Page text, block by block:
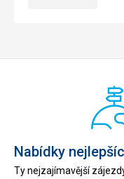
Nabídky
Ty nejzajímavější